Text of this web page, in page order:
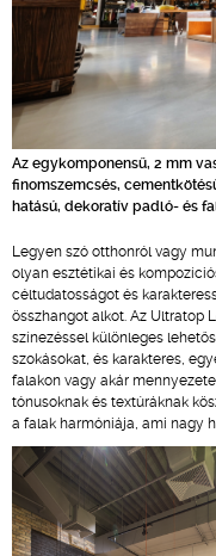
Az egykomponensű, 2 mm
finomszemcsés,
hatású, dekoratív padló- és
Legyen szó otthonról vagy
olyan esztétikai és
céltudatosságot és
összhangot alkot. Az Ultratop
színezéssel különleges
szokásokat, és karakteres,
falakon vagy akár
tónusoknak és textúráknak
a falak harmóniája, ami nagy